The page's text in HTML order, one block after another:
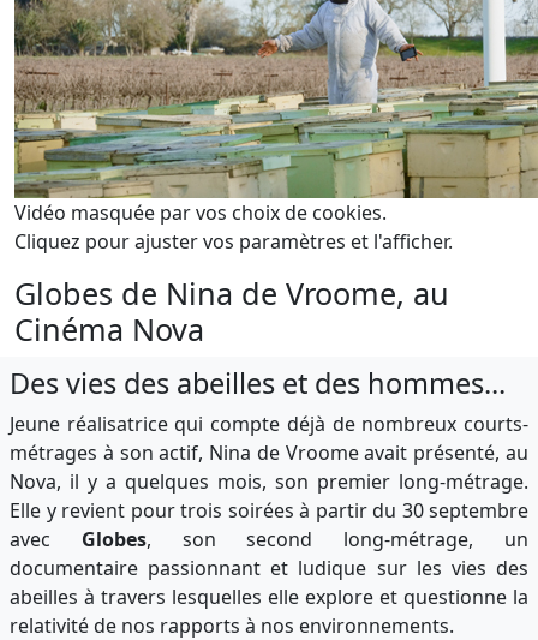
Vidéo masquée par vos choix de cookies.
Cliquez pour ajuster vos paramètres et l'afficher.
Globes de Nina de Vroome, au
Cinéma Nova
Des vies des abeilles et des hommes...
Jeune réalisatrice qui compte déjà de nombreux courts-
métrages à son actif, Nina de Vroome avait présenté, au
Nova, il y a quelques mois, son premier long-métrage.
Elle y revient pour trois soirées à partir du 30 septembre
avec Globes, son second long-métrage, un
documentaire passionnant et ludique sur les vies des
abeilles à travers lesquelles elle explore et questionne la
relativité de nos rapports à nos environnements.